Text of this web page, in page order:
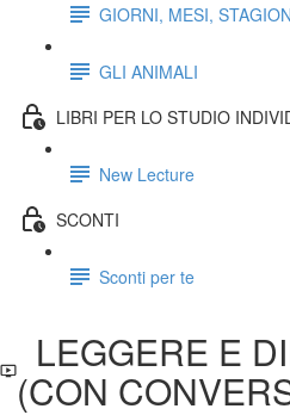
GIORNI, MESI,
GLI ANIMALI
LIBRI PER LO STUDIO
New Lecture
SCONTI
Sconti per te
LEGGERE E
(CON